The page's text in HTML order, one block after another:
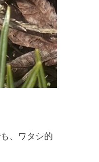
、ワタシ的